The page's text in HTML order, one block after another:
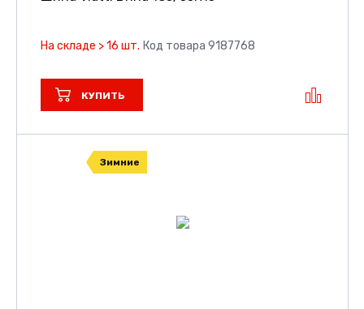
На складе > 16 шт. Код товара 9187768
КУПИТЬ
Зимние